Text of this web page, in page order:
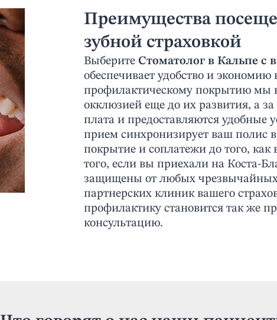
Преимущества
зубной страховкой
Выберите Стоматолог в Кальпе с
обеспечивает удобство и
профилактическому покрытию мы
окклюзией еще до их развития, а
плата и предоставляются
прием синхронизирует ваш полис
покрытие и соплатежи до того, как
того, если вы приехали на Коста-
защищены от любых чрезвычайных
партнерских клиник вашего
профилактику становится так же
консультацию.